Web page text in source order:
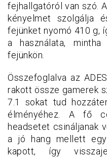
fejhallgatóról van szó.
kényelmet szolgálja
fejünket nyomó 410 g,
a használata,
fejünkön.
Összefoglalva az
rakott össze gamerek
7.1 sokat tud
élményéhez. A fő
headsetet csináljanak
a jó hang mellett
kapott, így